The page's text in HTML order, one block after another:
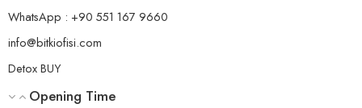
WhatsApp : +90 551 167 9660
info@bitkiofisi.com
Detox BUY
Opening Time